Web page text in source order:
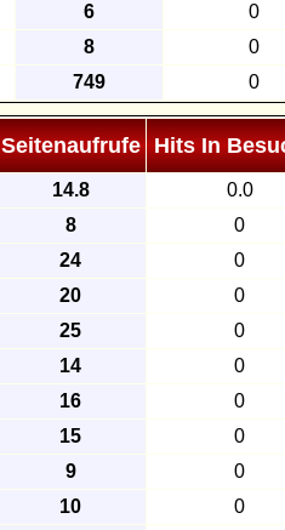
6
0
8
0
749 0
Seitenaufrufe Hits In
14.8
0.0
8
0
24
0
20
0
25
0
14
0
16
0
15
0
9
0
10
0